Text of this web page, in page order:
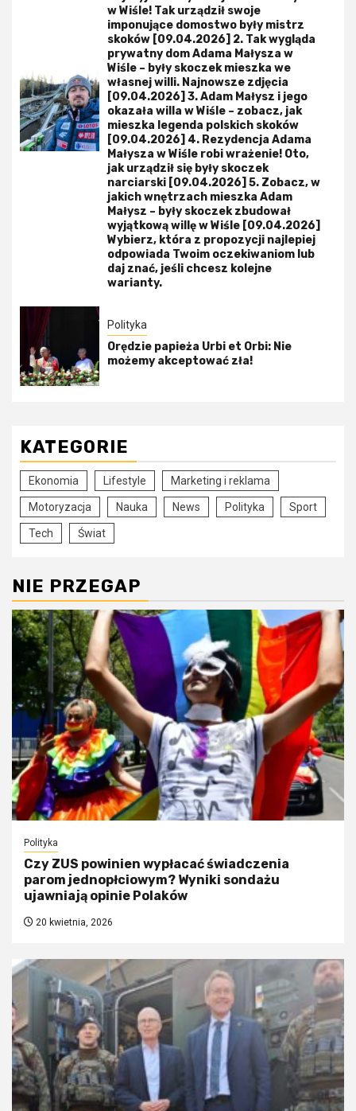
w Wiśle! Tak urządził swoje
imponujące domostwo były mistrz
skoków [09.04.2026] 2. Tak wygląda
prywatny dom Adama Małysza w
Wiśle – były skoczek mieszka we
własnej willi. Najnowsze zdjęcia
[09.04.2026] 3. Adam Małysz i jego
okazała willa w Wiśle – zobacz, jak
mieszka legenda polskich skoków
[09.04.2026] 4. Rezydencja Adama
Małysza w Wiśle robi wrażenie! Oto,
jak urządził się były skoczek
narciarski [09.04.2026] 5. Zobacz, w
jakich wnętrzach mieszka Adam
Małysz – były skoczek zbudował
wyjątkową willę w Wiśle [09.04.2026]
Wybierz, która z propozycji najlepiej
odpowiada Twoim oczekiwaniom lub
daj znać, jeśli chcesz kolejne
warianty.
Polityka
Orędzie papieża Urbi et Orbi: Nie
możemy akceptować zła!
KATEGORIE
Ekonomia Lifestyle Marketing i reklama
Motoryzacja Nauka News Polityka Sport
Tech Świat
NIE PRZEGAP
Polityka
Czy ZUS powinien wypłacać świadczenia
parom jednopłciowym? Wyniki sondażu
ujawniają opinie Polaków
20 kwietnia, 2026